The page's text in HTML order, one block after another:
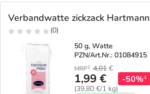
Verbandwatte zickzack Hartmann
(0)
50 g, Watte
PZN/Art.Nr.: 01084915
MRP2 4,01 €
1,99 €
(39,80 €/1 kg)
-50%4